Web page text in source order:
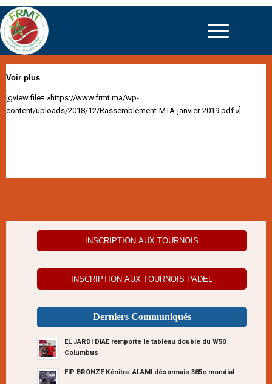
Voir plus
[gview file= »https://www.frmt.ma/wp-
content/uploads/2018/12/Rassemblement-MTA-janvier-2019.pdf »]
INSCRIPTION AUX TOURNOIS
INSCRIPTION AUX TOURNOIS PADEL
Derniers Communiqués
EL JARDI DIAE remporte le tableau double du W50
Columbus
FIP BRONZE Kénitra: ALAMI désormais 385e mondial